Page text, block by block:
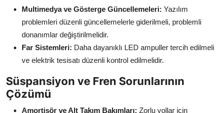
Multimedya ve Gösterge Güncellemeleri: Yazılım
problemleri düzenli güncellemelerle giderilmeli, problemli
donanımlar değiştirilmelidir.
Far Sistemleri: Daha dayanıklı LED ampuller tercih edilmeli
ve elektrik tesisatı düzenli kontrol edilmelidir.
Süspansiyon ve Fren Sorunlarının
Çözümü
Amortisör ve Alt Takım Bakımları: Zorlu yollar için